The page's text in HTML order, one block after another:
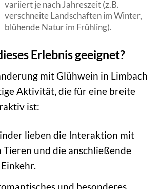
variiert je nach Jahreszeit (z.B.
verschneite Landschaften im Winter,
blühende Natur im Frühling).
Erlebnis geeignet?
mit Glühwein in Limbach
Aktivität, die für eine breite
ist:
lieben die Interaktion mit
Tieren und die anschließende